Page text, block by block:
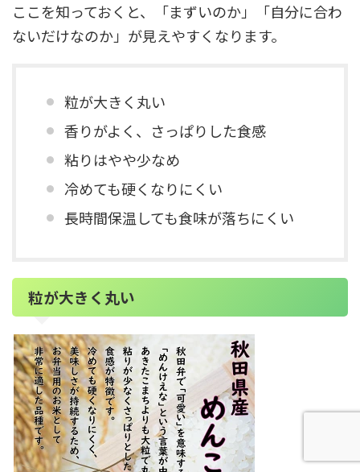
ここを知っておくと、「まずいのか」「自分に合わ
ないだけなのか」が見えやすくなります。
粒が大きく丸い
香りがよく、さっぱりした食感
粘りはやや少なめ
冷めても硬くなりにくい
長時間保温しても食味が落ちにくい
粒が大きく丸い